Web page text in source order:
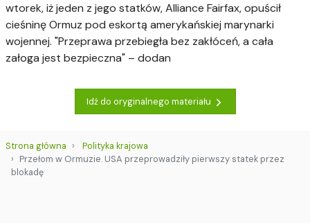
wtorek, iż jeden z jego statków, Alliance Fairfax, opuścił
cieśninę Ormuz pod eskortą amerykańskiej marynarki
wojennej. "Przeprawa przebiegła bez zakłóceń, a cała
załoga jest bezpieczna" – dodan
Idź do oryginalnego materiału
Strona główna
Polityka krajowa
Przełom w Ormuzie. USA przeprowadziły pierwszy statek przez
blokadę